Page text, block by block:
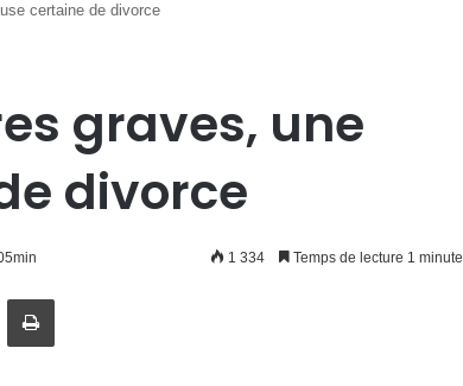
certaine de divorce
graves, une
divorce
1 334 Temps de lecture 1 minute
par email Imprimer